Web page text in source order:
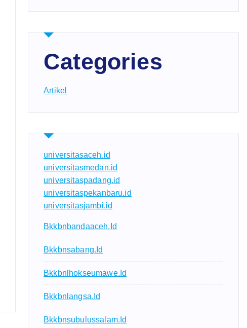
Categories
Artikel
universitasaceh.id
universitasmedan.id
universitaspadang.id
universitaspekanbaru.id
universitasjambi.id
Bkkbnbandaaceh.id
Bkkbnsabang.id
Bkkbnlhokseumawe.id
Bkkbnlangsa.id
Bkkbnsubulussalam.id